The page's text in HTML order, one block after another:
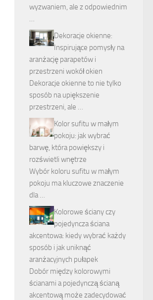
wyzwaniem, ale z odpowiednim
…
Dekoracje okienne:
Inspirujące pomysły na
aranżację parapetów i
przestrzeni wokół okien
Dekoracje okienne to nie tylko
sposób na upiększenie
przestrzeni, ale …
Kolor sufitu w małym
pokoju: jak wybrać
barwę, która powiększy i
rozświetli wnętrze
Wybór koloru sufitu w małym
pokoju ma kluczowe znaczenie
dla …
Kolorowe ściany czy
pojedyncza ściana
akcentowa: kiedy wybrać każdy
sposób i jak uniknąć
aranżacyjnych pułapek
Dobór między kolorowymi
ścianami a pojedynczą ścianą
akcentową może zadecydować